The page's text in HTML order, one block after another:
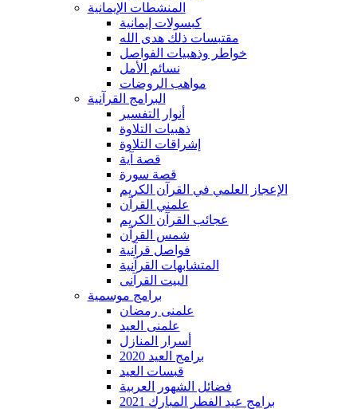
المنشطات الإيمانية
كبسولات إيمانية
مقتبسات ذلك هدى الله
خواطر وذهبيات الفواصل
نسائم الأمل
مواهب الروضات
البرامج القرآنية
أنوار التفسير
ذهبيات التلاوة
إشراقات التلاوة
قصة آية
قصة سورة
الإعجاز العلمي في القرآن الكريم
علمني القرآن
عجائب القرآن الكريم
شمس القرآن
فواصل قرآنية
المتشابهات القرآنية
البيت القرآنى
برامج موسمية
علمنى رمضان
علمنى العيد
أسرار المنازل
برامج العيد 2020
قبسات العيد
فضائل الشهور العربية
برامج عيد الفطر المبارك 2021